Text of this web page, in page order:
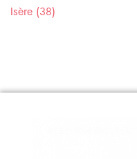
Isère (38)